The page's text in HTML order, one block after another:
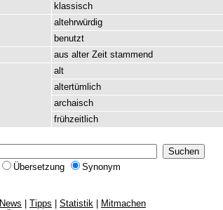
klassisch
altehrwürdig
benutzt
aus alter Zeit stammend
alt
altertümlich
archaisch
frühzeitlich
Übersetzung
Synonym
News Tipps Statistik
Mitmachen